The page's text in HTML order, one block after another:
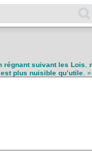
régnant suivant les Lois
plus nuisible qu’utile .